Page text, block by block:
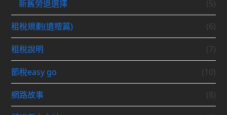
新舊勞退選擇 (5)
租稅規劃(遺贈篇) (6)
租稅說明 (7)
節稅easy go (10)
網路故事 (8)